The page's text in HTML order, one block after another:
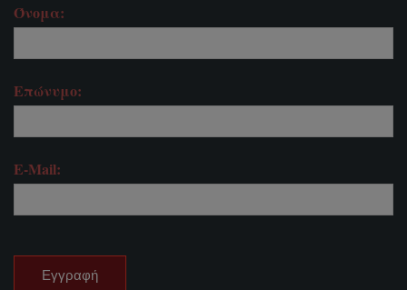
Όνομα:
Επώνυμο:
E-Mail: